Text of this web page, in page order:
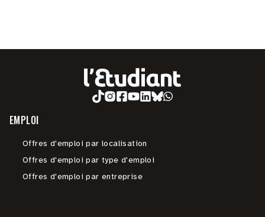
EMPLOI
Offres d'emploi par localisation
Offres d'emploi par type d'emploi
Offres d'emploi par entreprise